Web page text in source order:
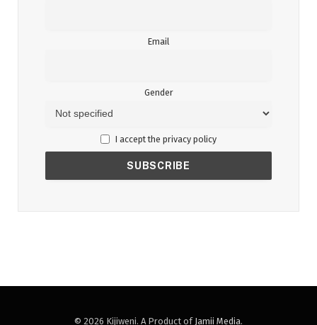
Email
Gender
I accept the privacy policy
© 2026 Kijiweni. A Product of Jamii Media.